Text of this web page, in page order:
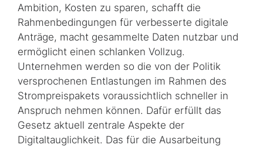
Ambition, Kosten zu sparen, schafft die
Rahmenbedingungen für verbesserte digitale
Anträge, macht gesammelte Daten nutzbar und
ermöglicht einen schlanken Vollzug.
Unternehmen werden so die von der Politik
versprochenen Entlastungen im Rahmen des
Strompreispakets voraussichtlich schneller in
Anspruch nehmen können. Dafür erfüllt das
Gesetz aktuell zentrale Aspekte der
Digitaltauglichkeit. Das für die Ausarbeitung